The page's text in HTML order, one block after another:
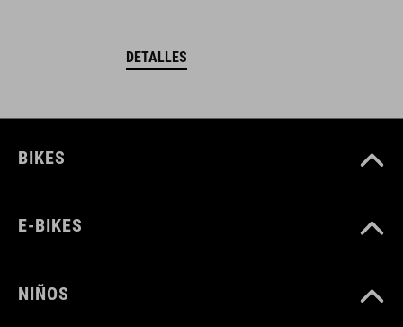
DETALLES
BIKES
E-BIKES
NIÑOS